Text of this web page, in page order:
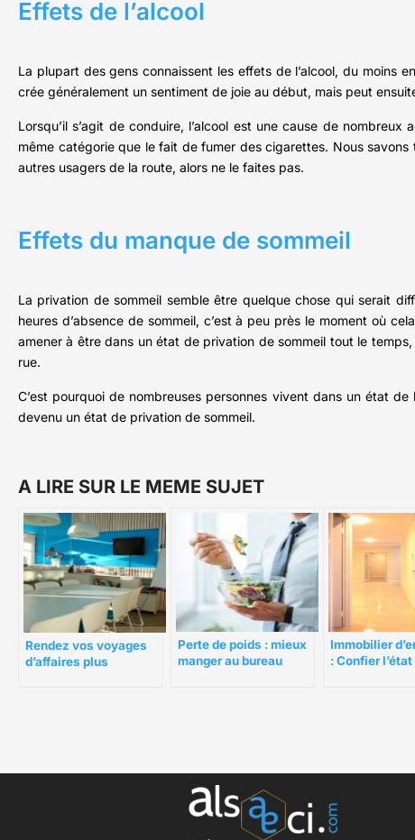
Effets de l’alcool
La plupart des gens connaissent les effets de l’alcool, du moins
crée généralement un sentiment de joie au début, mais peut
Lorsqu’il s’agit de conduire, l’alcool est une cause de
même catégorie que le fait de fumer des cigarettes. Nous
autres usagers de la route, alors ne le faites pas.
Effets du manque de sommeil
La privation de sommeil semble être quelque chose qui serait
heures d’absence de sommeil, c’est à peu près le moment où
amener à être dans un état de privation de sommeil tout le
rue.
C’est pourquoi de nombreuses personnes vivent dans un état
devenu un état de privation de sommeil.
A LIRE SUR LE MEME SUJET
Rendez vos voyages
d’affaires plus
Perte de poids : mieux
manger au bureau
Immobilier
: Confier l’état